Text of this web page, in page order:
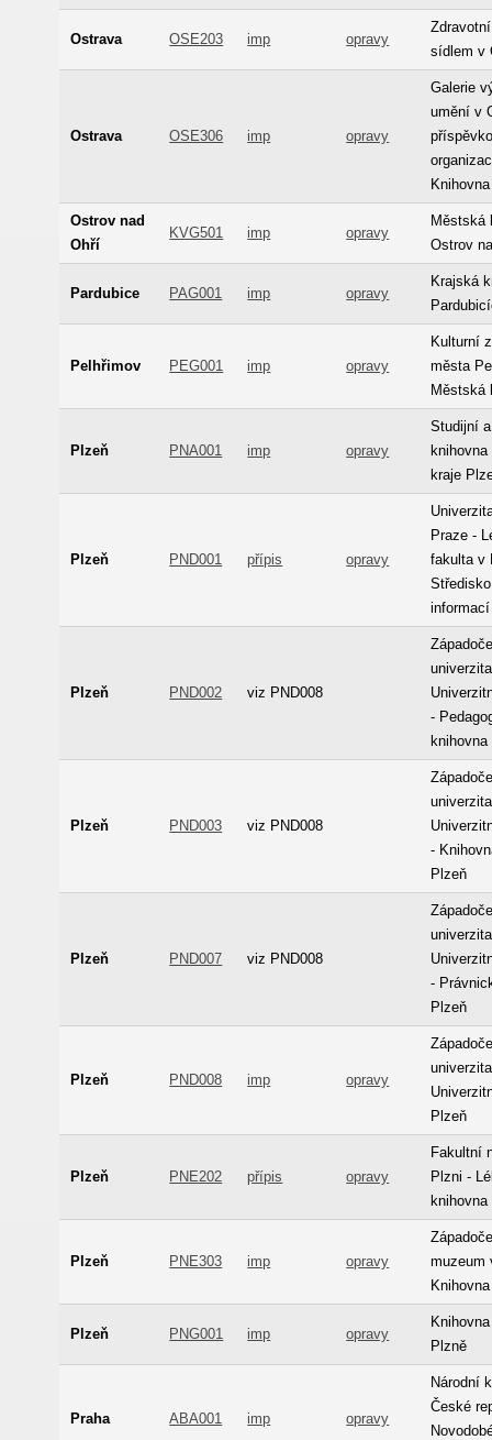
Ostrava OSE203 imp opravy
sídlem v
Ostrava OSE306 imp opravy
Galerie
umění v
Knihovna
Ostrov nad
Ohří
KVG501 imp opravy
Městská
Ostrov
Pardubice PAG001 imp opravy
Krajská
Pelhřimov PEG001 imp opravy
Kulturní
města
Městská
Plzeň PNA001 imp opravy
Studijní
kraje
Plzeň PND001 přípis opravy
Praze -
fakulta v
informací
Plzeň PND002 viz PND008
-
Plzeň PND003 viz PND008
-
Plzeň
Plzeň PND007 viz PND008
-
Plzeň
Plzeň PND008 imp opravy
Plzeň
Plzeň PNE202 přípis opravy
Fakultní
Plzni -
knihovna
Plzeň PNE303 imp opravy
muzeum
Knihovna
Plzeň PNG001 imp opravy
Plzně
Praha ABA001 imp opravy
Národní
České